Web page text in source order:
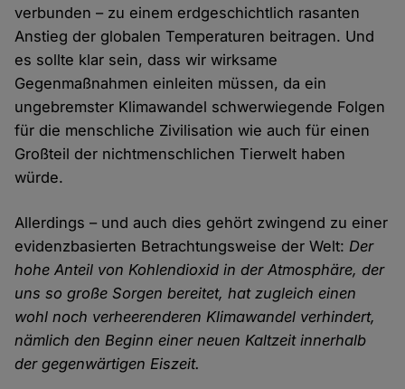
verbunden – zu einem erdgeschichtlich rasanten
Anstieg der globalen Temperaturen beitragen. Und
es sollte klar sein, dass wir wirksame
Gegenmaßnahmen einleiten müssen, da ein
ungebremster Klimawandel schwerwiegende Folgen
für die menschliche Zivilisation wie auch für einen
Großteil der nichtmenschlichen Tierwelt haben
würde.
Allerdings – und auch dies gehört zwingend zu einer
evidenzbasierten Betrachtungsweise der Welt:Der
hohe Anteil von Kohlendioxid in der Atmosphäre, der
uns so große Sorgen bereitet, hat zugleich einen
wohl noch verheerenderen Klimawandel verhindert,
nämlich den Beginn einer neuen Kaltzeit innerhalb
der gegenwärtigen Eiszeit.